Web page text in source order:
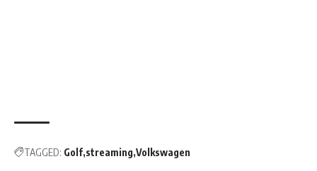
TAGGED: Golf streaming Volkswagen